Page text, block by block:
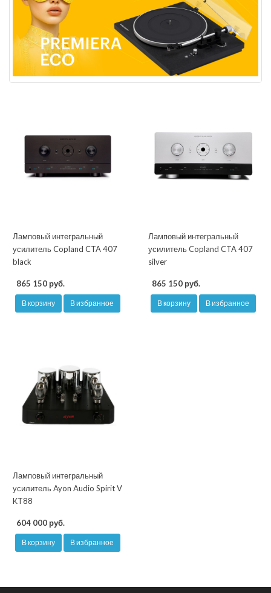
Ламповый интегральный
усилитель Copland CTA 407
black
865 150 руб.
В корзину В избранное
Ламповый интегральный
усилитель Copland CTA 407
silver
865 150 руб.
В корзину В избранное
Ламповый интегральный
усилитель Ayon Audio Spirit V
KT88
604 000 руб.
В корзину В избранное